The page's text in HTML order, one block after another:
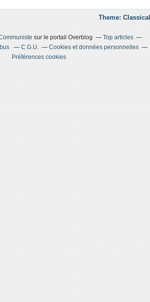
Theme:
sur le portail Overblog
Top articles
C.G.U.
Cookies et données personnelles
Préférences cookies